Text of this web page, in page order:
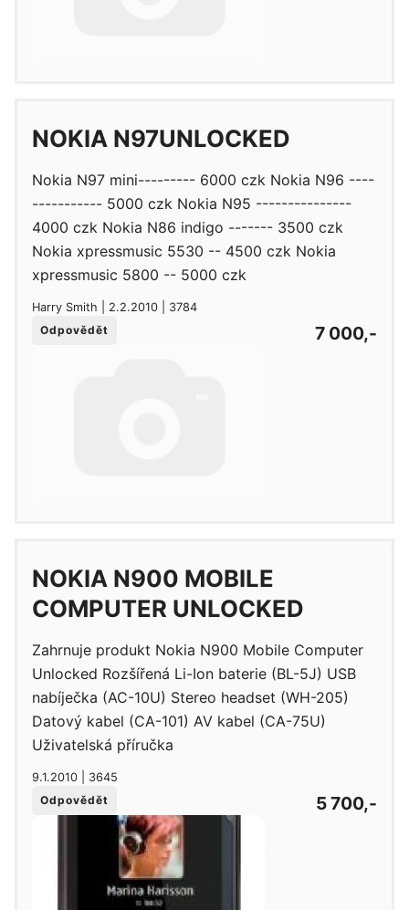
NOKIA N97UNLOCKED
Nokia N97 mini--------- 6000 czk Nokia N96 ----
----------- 5000 czk Nokia N95 ---------------
4000 czk Nokia N86 indigo ------- 3500 czk
Nokia xpressmusic 5530 -- 4500 czk Nokia
xpressmusic 5800 -- 5000 czk
Harry Smith | 2.2.2010 | 3784
Odpovědět
7 000,-
NOKIA N900 MOBILE
COMPUTER UNLOCKED
Zahrnuje produkt Nokia N900 Mobile Computer
Unlocked Rozšířená Li-Ion baterie (BL-5J) USB
nabíječka (AC-10U) Stereo headset (WH-205)
Datový kabel (CA-101) AV kabel (CA-75U)
Uživatelská příručka
9.1.2010 | 3645
Odpovědět
5 700,-